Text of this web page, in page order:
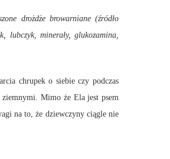
drożdże browarniane (źródło
lubczyk, minerały, glukozamina,
chrupek o siebie czy podczas
ziemnymi. Mimo że Ela jest psem
na to, że dziewczyny ciągle nie